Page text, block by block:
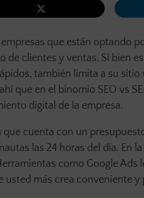
que están optando
de clientes y ventas. Si bien
también limita a su
que en el binomio SEO vs
digital de la empresa.
que cuenta con un
las 24 horas del día. En
como Google
más crea conveniente